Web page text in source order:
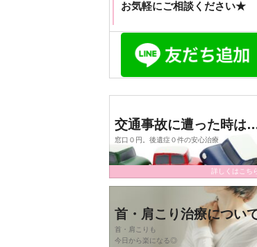
お気軽にご相談ください★
交通事故に遭った時は
窓口０円。後遺症０件の安心治療
詳しくはこち
首・肩こり治療につい
首・肩こりも
今日から楽になる◎